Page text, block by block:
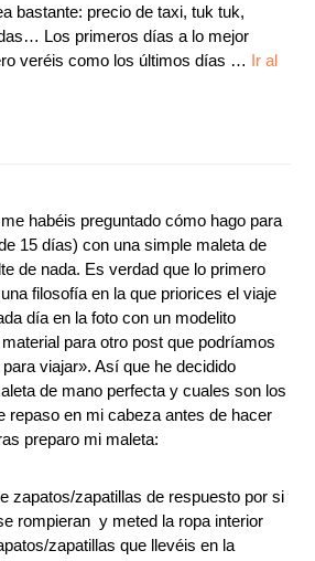
bastante: precio de taxi, tuk tuk,
Los primeros días a lo mejor
veréis como los últimos días … Ir al
habéis preguntado cómo hago para
15 días) con una simple maleta de
de nada. Es verdad que lo primero
filosofía en la que priorices el viaje
día en la foto con un modelito
para otro post que podríamos
viajar». Así que he decidido
de mano perfecta y cuales son los
repaso en mi cabeza antes de hacer
preparo mi maleta:
zapatos/zapatillas de respuesto por si
rompieran y meted la ropa interior
zapatillas que llevéis en la